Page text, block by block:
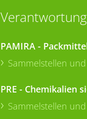
PAMIRA -
Sammelstellen
PRE - Chemikalien
Sammelstellen